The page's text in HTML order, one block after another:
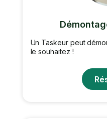
Un Taskeur peut
le souhaitez !